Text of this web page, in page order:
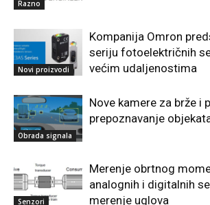
Razno
Novi proizvodi
Kompanija Omron
seriju fotoelektričnih
većim udaljenostima
Obrada signala
Nove kamere za brže i
prepoznavanje
Senzori
Merenje obrtnog
analognih i digitalnih
merenje uglova